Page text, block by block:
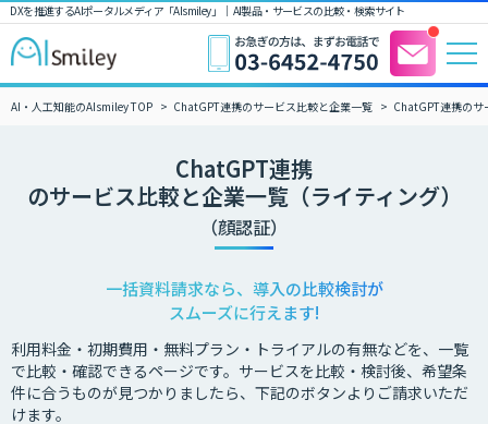
DXを推進するAIポータルメディア「AIsmiley」｜ AI製品・サービスの比較・検索サイト
AI・人工知能のAIsmiley TOP ChatGPT連携のサービス比較と企業一覧 ChatGPT連携のサ
ChatGPT連携
のサービス比較と企業一覧（ライティング）
（顔認証）
一括資料請求なら、導入の比較検討が
スムーズに行えます!
利用料金・初期費用・無料プラン・トライアルの有無などを、一覧
で比較・確認できるページです。サービスを比較・検討後、希望条
件に合うものが見つかりましたら、下記のボタンよりご請求いただ
けます。